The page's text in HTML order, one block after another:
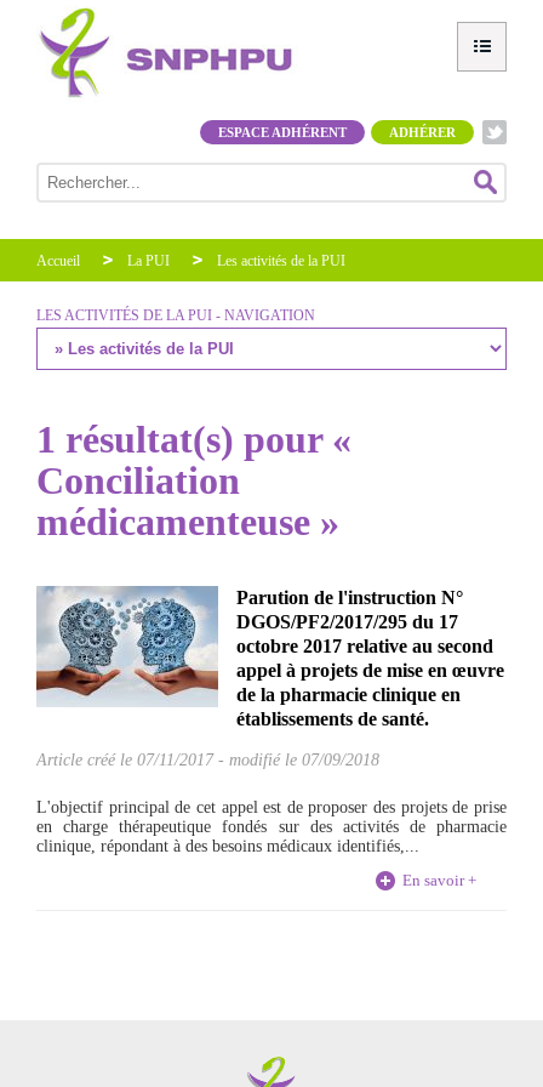
ADHÉRER
ESPACE ADHÉRENT
Accueil La PUI Les activités de la PUI
LES ACTIVITÉS DE LA PUI - NAVIGATION
1 résultat(s) pour «
Conciliation
médicamenteuse »
Parution de l'instruction N°
DGOS/PF2/2017/295 du 17
octobre 2017 relative au second
appel à projets de mise en œuvre
de la pharmacie clinique en
établissements de santé.
Article créé le 07/11/2017- modifié le 07/09/2018
L'objectif principal de cet appel est de proposer des projets de prise
en charge thérapeutique fondés sur des activités de pharmacie
clinique, répondant à des besoins médicaux identifiés,...
En savoir +